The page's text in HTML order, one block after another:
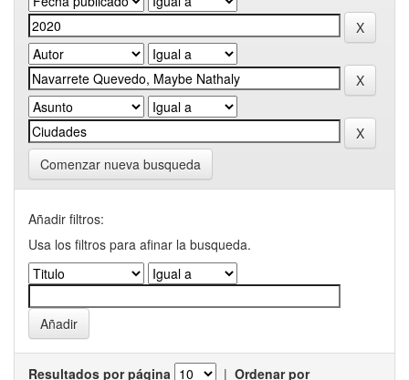
Comenzar nueva busqueda
Añadir filtros:
Usa los filtros para afinar la busqueda.
Resultados por página | Ordenar por